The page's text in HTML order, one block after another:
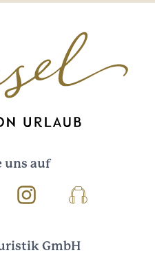
uns auf
InstagramPodcast
GmbH